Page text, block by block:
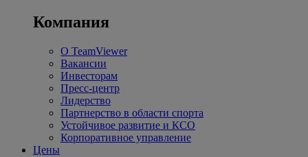
Компания
О TeamViewer
Вакансии
Инвесторам
Пресс-центр
Лидерство
Партнерство в области спорта
Устойчивое развитие и КСО
Корпоративное управление
Цены